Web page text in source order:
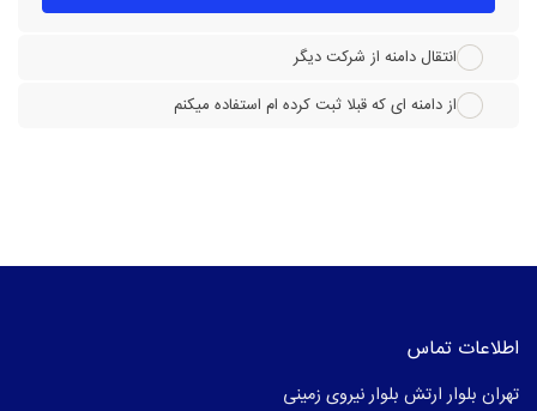
انتقال دامنه از شرکت دیگر
از دامنه ای که قبلا ثبت کرده ام استفاده میکنم
اطلاعات تماس
تهران بلوار ارتش بلوار نیروی زمینی